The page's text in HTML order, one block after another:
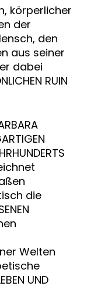
körperlicher
der
den
aus seiner
dabei
RUIN
die
Welten
UND